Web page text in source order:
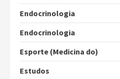
Endocrinologia
Endocrinologia
Esporte (Medicina do)
Estudos